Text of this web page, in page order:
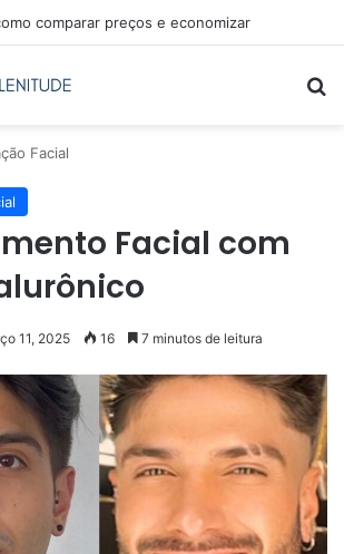
comparar preços e economizar
Facial
Facial com
11, 2025 16 7 minutos de leitura